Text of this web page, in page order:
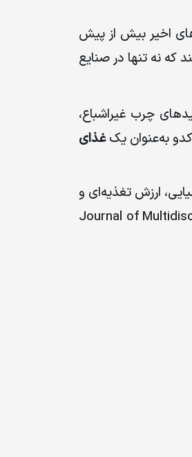
اخیر بیش از پیش
که نه تنها در صنایع
چرب غیراشباع،
به‌عنوان یکغذای
ارزش تغذیه‌ای و
Journal of